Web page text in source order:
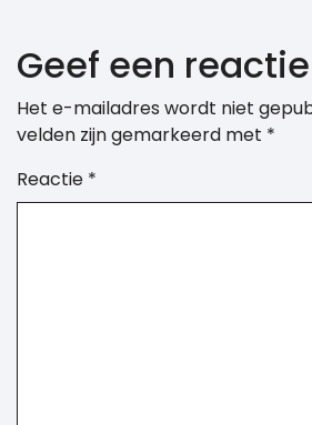
Geef een reactie
Het e-mailadres wordt niet
velden zijn gemarkeerd met *
Reactie *